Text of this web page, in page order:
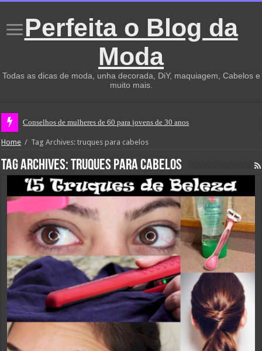
Perfeita o Blog da
Moda
Todas as dicas de moda, unha decorada, DiY, maquiagem, Cabelos e
muito mais.
Conselhos de mulheres de 60 para jovens de 30 anos
Home / Tag Archives: truques para cabelos
Tag Archives:truques para cabelos